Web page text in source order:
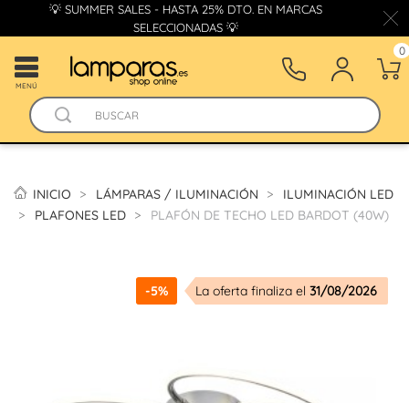
💡 SUMMER SALES - HASTA 25% DTO. EN MARCAS
SELECCIONADAS 💡
MENÚ
0
INICIO LÁMPARAS / ILUMINACIÓN
ILUMINACIÓN LED
PLAFONES LED
PLAFÓN DE TECHO LED BARDOT (40W)
-5% La oferta finaliza el 31/08/2026